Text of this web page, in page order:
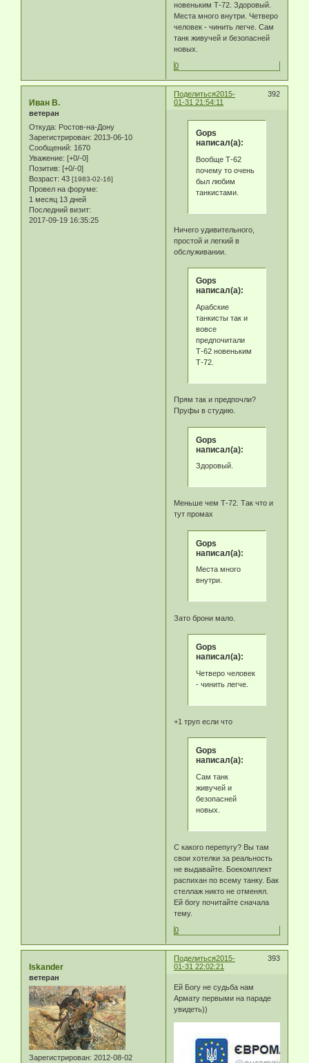
новеньким Т-72. Здоровый.
Места много внутри. Четверо
человек - чинить легче. Сам
танк живучей и безопасней
новых.
0
Поделиться 392
2015-
01-31 21:54:11
Иван В.
ветеран
Откуда: Ростов-на-Дону
Зарегистрирован: 2013-06-10
Сообщений: 1670
Уважение: [+0/-0]
Позитив: [+0/-0]
Возраст: 43 [1983-02-16]
Провел на форуме:
1 месяц 13 дней
Последний визит:
2017-09-19 16:35:25
Gops
написал(а):
Вообще Т-62
почему то очень
был любим
танкистами.
Ничего удивительного,
простой и легкий в
обслуживании.
Gops
написал(а):
Арабские
танкисты так и
вовсе
предпочитали
Т-62 новеньким
Т-72.
Прям так и предпочли?
Пруфы в студию.
Gops
написал(а):
Здоровый.
Меньше чем Т-72. Так что и
тут промах
Gops
написал(а):
Места много
внутри.
Зато брони мало.
Gops
написал(а):
Четверо человек
- чинить легче.
+1 труп если что
Gops
написал(а):
Сам танк
живучей и
безопасней
новых.
С какого перепугу? Вы там
свои хотелки за реальность
не выдавайте. Боекомплект
распихан по всему танку. Бак
стеллаж никто не отменял.
Ей богу почитайте сначала
тему.
0
Поделиться 393
2015-
01-31 22:02:21
Iskander
ветеран
Зарегистрирован: 2012-08-02
Ей Богу не судьба нам
Армату первыми на параде
увидеть))